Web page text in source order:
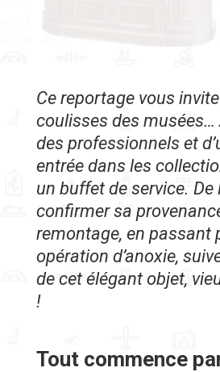
Ce reportage vous
coulisses des musées…
des professionnels et
entrée dans les
un buffet de service. De
confirmer sa
remontage, en passant
opération d’anoxie,
de cet élégant objet,
!
Tout commence